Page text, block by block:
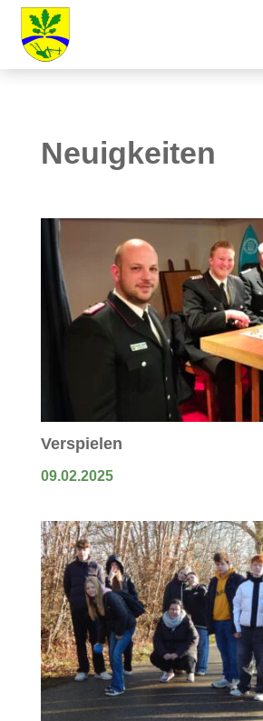
Neuigkeiten
Verspielen
09.02.2025